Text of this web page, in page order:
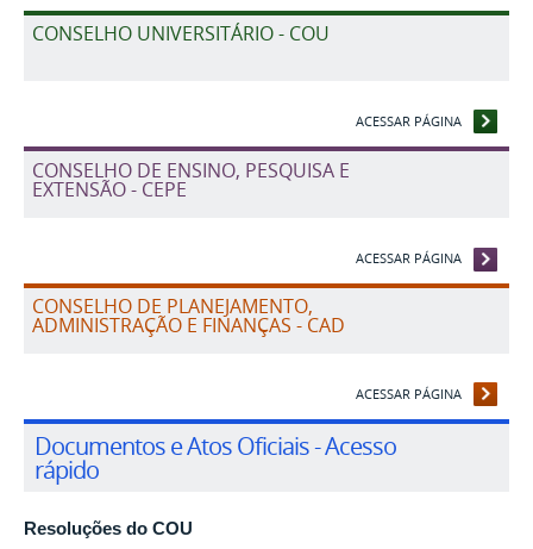
CONSELHO UNIVERSITÁRIO - COU
ACESSAR PÁGINA
CONSELHO DE ENSINO, PESQUISA E
EXTENSÃO - CEPE
ACESSAR PÁGINA
CONSELHO DE PLANEJAMENTO,
ADMINISTRAÇÃO E FINANÇAS - CAD
ACESSAR PÁGINA
Documentos e Atos Oficiais - Acesso
rápido
Resoluções do COU